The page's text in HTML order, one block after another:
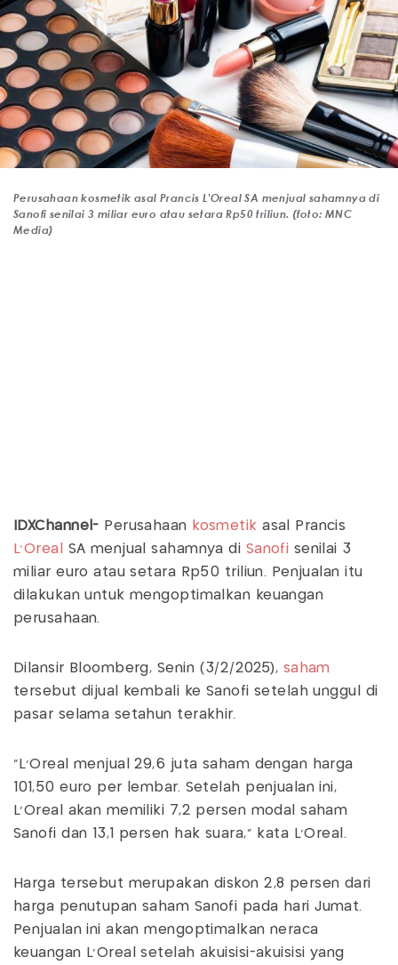
Perusahaan kosmetik asal Prancis L'Oreal SA menjual sahamnya di
Sanofi senilai 3 miliar euro atau setara Rp50 triliun. (foto: MNC
Media)
IDXChannel- Perusahaan kosmetik asal Prancis
L'Oreal
SA menjual sahamnya di Sanofi senilai 3
miliar euro atau setara Rp50 triliun. Penjualan itu
dilakukan untuk mengoptimalkan keuangan
perusahaan.
Dilansir Bloomberg, Senin (3/2/2025), saham
tersebut dijual kembali ke Sanofi setelah unggul di
pasar selama setahun terakhir.
"L'Oreal menjual 29,6 juta saham dengan harga
101,50 euro per lembar. Setelah penjualan ini,
L'Oreal akan memiliki 7,2 persen modal saham
Sanofi dan 13,1 persen hak suara," kata L'Oreal.
Harga tersebut merupakan diskon 2,8 persen dari
harga penutupan saham Sanofi pada hari Jumat.
Penjualan ini akan mengoptimalkan neraca
keuangan L'Oreal setelah akuisisi-akuisisi yang